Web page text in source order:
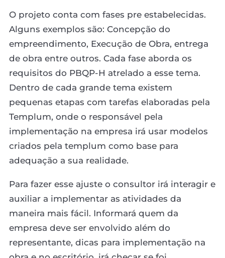
O projeto conta com fases pre estabelecidas.
Alguns exemplos são: Concepção do
empreendimento, Execução de Obra, entrega
de obra entre outros. Cada fase aborda os
requisitos do PBQP-H atrelado a esse tema.
Dentro de cada grande tema existem
pequenas etapas com tarefas elaboradas pela
Templum, onde o responsável pela
implementação na empresa irá usar modelos
criados pela templum como base para
adequação a sua realidade.
Para fazer esse ajuste o consultor irá interagir e
auxiliar a implementar as atividades da
maneira mais fácil. Informará quem da
empresa deve ser envolvido além do
representante, dicas para implementação na